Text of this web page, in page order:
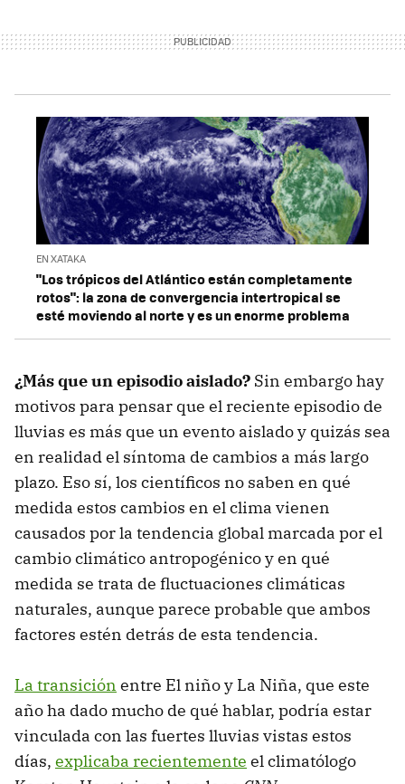
EN XATAKA
"Los trópicos del Atlántico están completamente
rotos": la zona de convergencia intertropical se
esté moviendo al norte y es un enorme problema
¿Más que un episodio aislado? Sin embargo hay
motivos para pensar que el reciente episodio de
lluvias es más que un evento aislado y quizás sea
en realidad el síntoma de cambios a más largo
plazo. Eso sí, los científicos no saben en qué
medida estos cambios en el clima vienen
causados por la tendencia global marcada por el
cambio climático antropogénico y en qué
medida se trata de fluctuaciones climáticas
naturales, aunque parece probable que ambos
factores estén detrás de esta tendencia.
La transición entre El niño y La Niña, que este
año ha dado mucho de qué hablar, podría estar
vinculada con las fuertes lluvias vistas estos
días, explicaba recientemente el climatólogo